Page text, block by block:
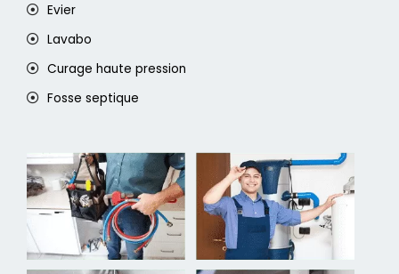
Evier
Lavabo
Curage haute pression
Fosse septique